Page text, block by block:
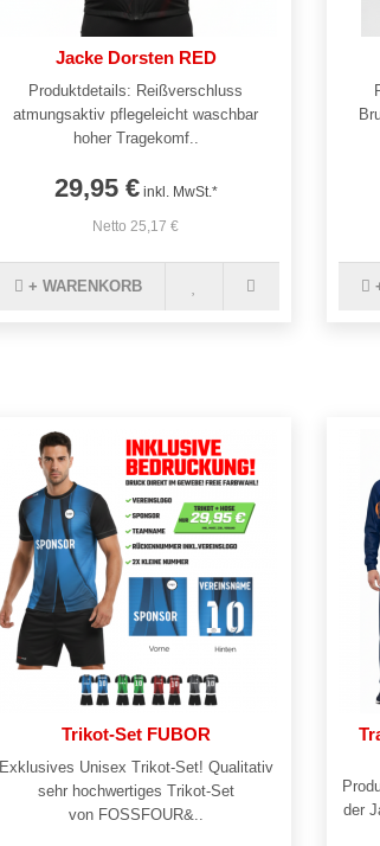
Jacke Dorsten RED
Produktdetails: Reißverschluss
atmungsaktiv pflegeleicht waschbar
hoher Tragekomf..
29,95 €inkl. MwSt.*
Netto 25,17 €
+ WARENKORB
Trikot-Set FUBOR
Exklusives Unisex Trikot-Set! Qualitativ
sehr hochwertiges Trikot-Set
von FOSSFOUR&..
der